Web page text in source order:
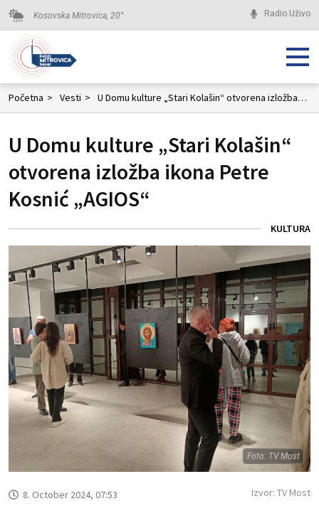
Kosovska Mitrovica, 20° Radio Uživo
Početna > Vesti > U Domu kulture „Stari Kolašin“ otvorena izložba ikona Petre Kosnić „AGIOS“
U Domu kulture „Stari Kolašin“
otvorena izložba ikona Petre
Kosnić „AGIOS“
KULTURA
Foto: TV Most
8. October 2024, 07:53 Izvor: TV Most